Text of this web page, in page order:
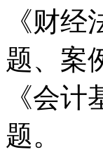
《财
题、案
《会
题。